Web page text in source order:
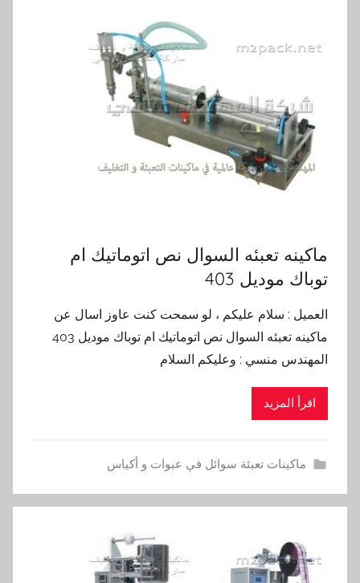
ماكينه تعبئه السوال نص اتوماتيك ام
توباك موديل 403
العميل : سلام عليكم ، لو سمحت كنت عاوز اسال عن
ماكينه تعبئه السوال نص اتوماتيك ام توباك موديل 403
المهندس منسي : وعليكم السلام
اقرأ المزيد
ماكينات تعبئة سوائل في عبوات و أكياس